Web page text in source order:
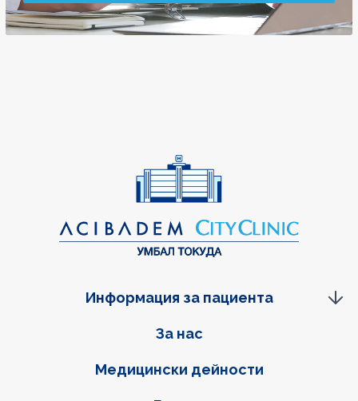
Фуутер навигация
За нас
Медицински дейности
Информация за пациента